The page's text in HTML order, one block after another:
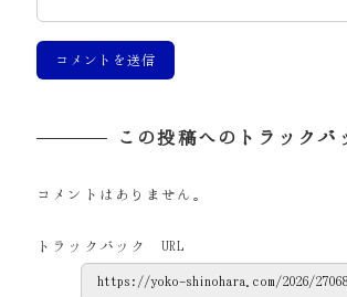
この投稿へのトラックバ
コメントはありません。
トラックバック URL